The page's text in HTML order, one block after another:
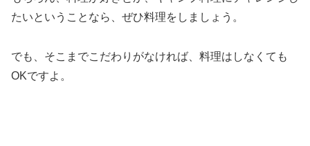
たいということなら、ぜひ料理をしましょう。
でも、そこまでこだわりがなければ、料理はしなくても
OKですよ。